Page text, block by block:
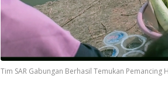
Tim SAR Gabungan Berhasil Temukan Pemancing